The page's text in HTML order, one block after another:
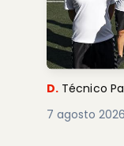
D. Técnico
7 agosto 2026